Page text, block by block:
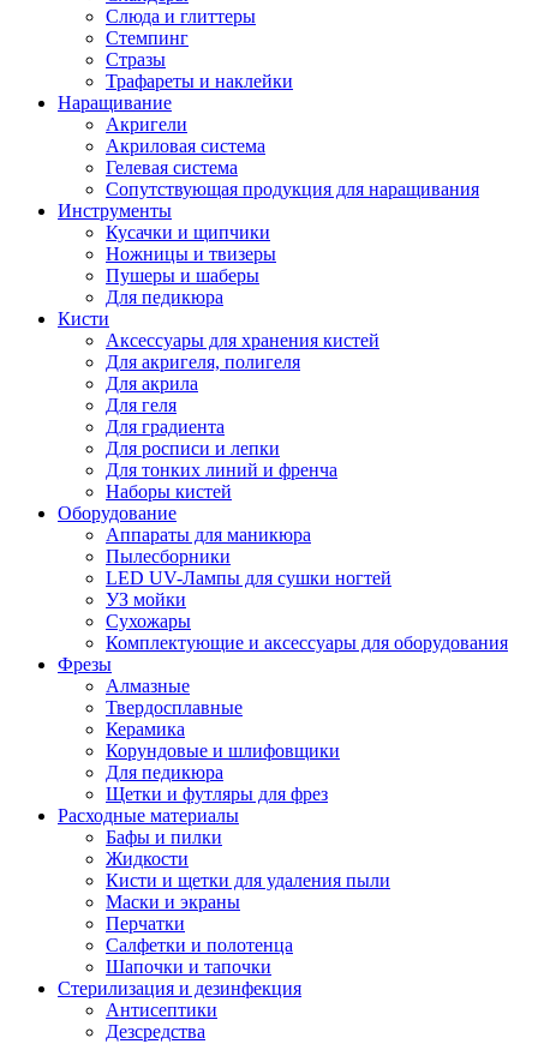
Слюда и глиттеры
Стемпинг
Стразы
Трафареты и наклейки
Наращивание
Акригели
Акриловая система
Гелевая система
Сопутствующая продукция для наращивания
Инструменты
Кусачки и щипчики
Ножницы и твизеры
Пушеры и шаберы
Для педикюра
Кисти
Аксессуары для хранения кистей
Для акригеля, полигеля
Для акрила
Для геля
Для градиента
Для росписи и лепки
Для тонких линий и френча
Наборы кистей
Оборудование
Аппараты для маникюра
Пылесборники
LED UV-Лампы для сушки ногтей
УЗ мойки
Сухожары
Комплектующие и аксессуары для оборудования
Фрезы
Алмазные
Твердосплавные
Керамика
Корундовые и шлифовщики
Для педикюра
Щетки и футляры для фрез
Расходные материалы
Бафы и пилки
Жидкости
Кисти и щетки для удаления пыли
Маски и экраны
Перчатки
Салфетки и полотенца
Шапочки и тапочки
Стерилизация и дезинфекция
Антисептики
Дезсредства